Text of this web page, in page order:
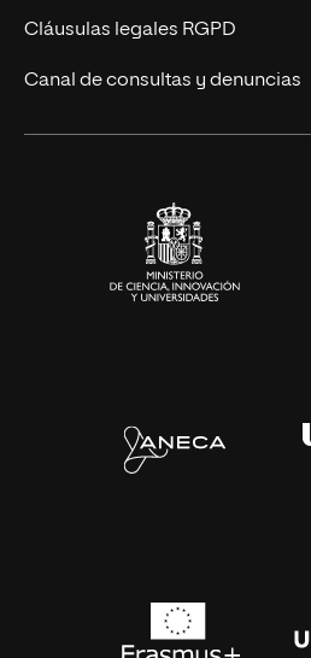
Diseño
Ciencias de la Salud
Cláusulas legales RGPD
Canal de consultas y denuncias